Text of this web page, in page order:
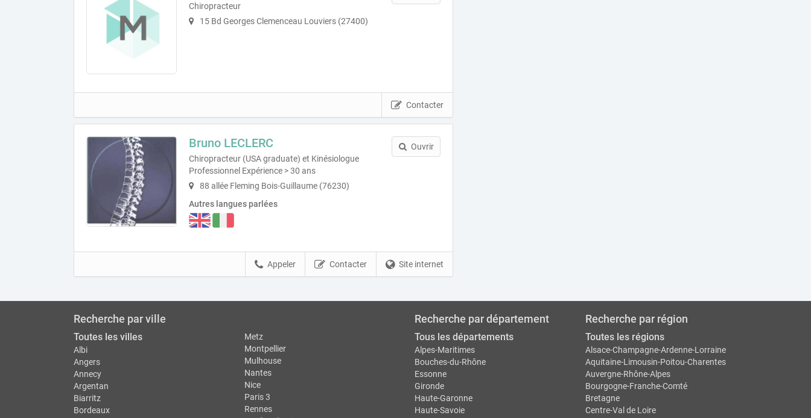
Chiropracteur
15 Bd Georges Clemenceau Louviers (27400)
Contacter
Bruno LECLERC
Chiropracteur (USA graduate) et Kinésiologue
Professionnel Expérience > 30 ans
88 allée Fleming Bois-Guillaume (76230)
Autres langues parlées
Ouvrir
Site internet
Contacter
Appeler
Recherche par ville
Toutes les villes
Albi
Angers
Annecy
Argentan
Biarritz
Bordeaux
Metz
Montpellier
Mulhouse
Nantes
Nice
Paris 3
Rennes
Recherche par département
Tous les départements
Alpes-Maritimes
Bouches-du-Rhône
Essonne
Gironde
Haute-Garonne
Haute-Savoie
Recherche par région
Toutes les régions
Alsace-Champagne-Ardenne-Lorraine
Aquitaine-Limousin-Poitou-Charentes
Auvergne-Rhône-Alpes
Bourgogne-Franche-Comté
Bretagne
Centre-Val de Loire